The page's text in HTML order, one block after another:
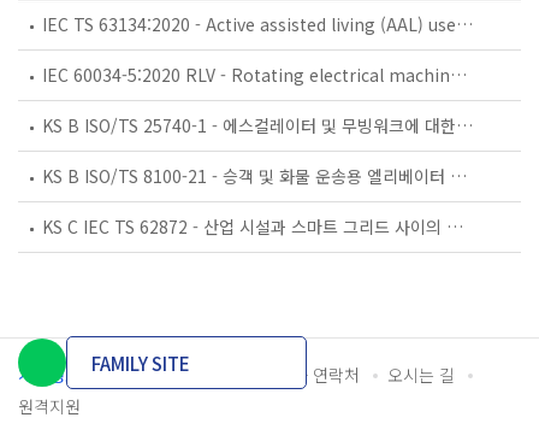
IEC TS 63134:2020 - Active assisted living (AAL) use cases
IEC 60034-5:2020 RLV - Rotating electrical machines - Part 5: Degrees of protection provided by the integral design of rotating electrical machines (IP code) - Classification
KS B ISO/TS 25740-1 - 에스컬레이터 및 무빙워크에 대한 안전요건 — 제1부: 세계공통 필수 안전요건(GESRs)
KS B ISO/TS 8100-21 - 승객 및 화물 운송용 엘리베이터 —제21부: 세계공통 필수안전요건(GESRs)을 충족하는 세계공통 안전 파라미터(GSPs)
KS C IEC TS 62872 - 산업 시설과 스마트 그리드 사이의 산업 공정 측정, 제어 및 자동화 시스템 인터페이스
개인정보처리방침 이용약관 담당자 연락처
오시는 길
원격지원
FAMILY SITE